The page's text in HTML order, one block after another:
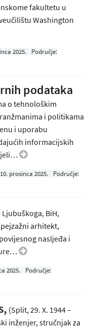
fakultetu u
Washington
2025.
Područje:
podataka
o tehnološkim
i politikama
i uporabu
informacijskih
10. prosinca 2025.
Područje:
BiH,
pejzažni arhitekt,
nasljeđa i
2025.
Područje:
(Split, 29. X. 1944 –
inženjer, stručnjak za